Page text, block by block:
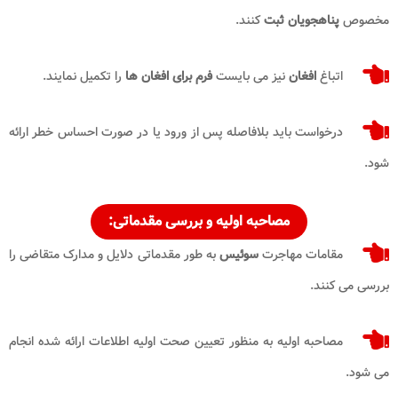
مخصوصپناهجویان ثبتکنند.
اتباغافغاننیز می بایستفرم برای افغان ها را تکمیل نمایند.
درخواست باید بلافاصله پس از ورود یا در صورت احساس خطر ارائه
شود.
مصاحبه اولیه و بررسی مقدماتی:
مقامات مهاجرتسوئیسبه طور مقدماتی دلایل و مدارک متقاضی را
بررسی می کنند.
مصاحبه اولیه به منظور تعیین صحت اولیه اطلاعات ارائه شده انجام
می شود.